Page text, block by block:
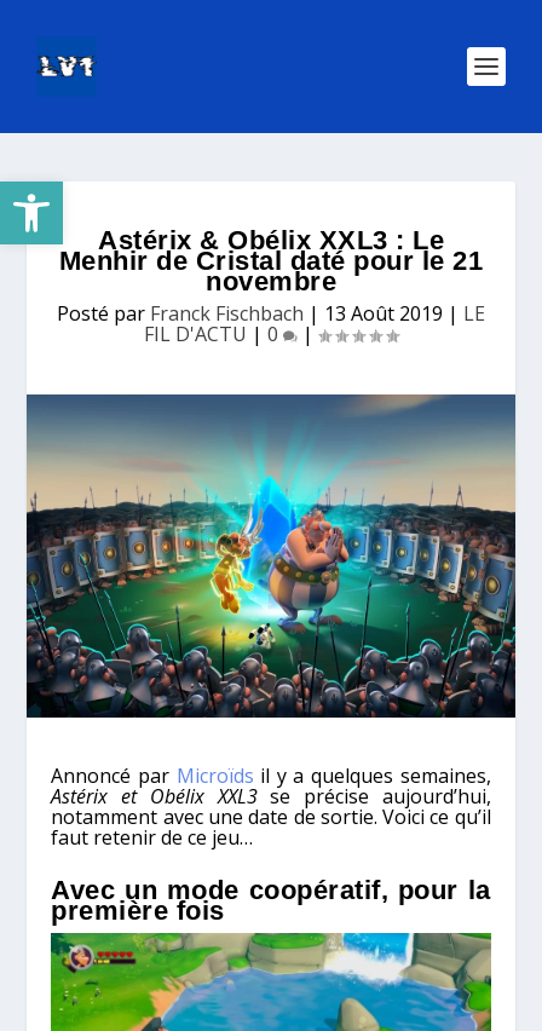
Ouvrir la barre d’outils
Astérix & Obélix XXL3 : Le
Menhir de Cristal daté pour le 21
novembre
Posté par Franck Fischbach | 13 Août 2019 | LE
FIL D'ACTU | 0 |
Annoncé par Microïds il y a quelques semaines,
Astérix et Obélix XXL3se précise aujourd’hui,
notamment avec une date de sortie. Voici ce qu’il
faut retenir de ce jeu…
Avec un mode coopératif, pour la
première fois